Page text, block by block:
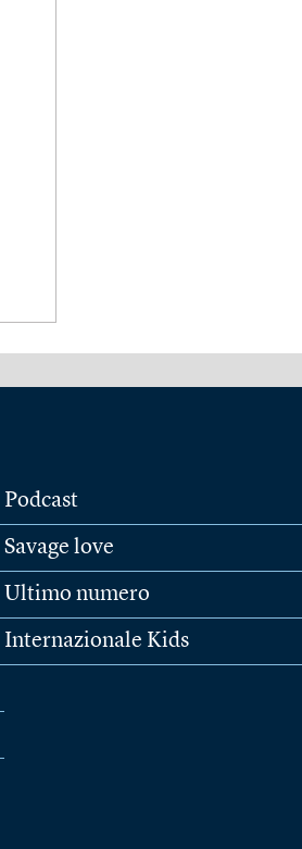
Podcast
Savage love
Ultimo numero
Internazionale Kids